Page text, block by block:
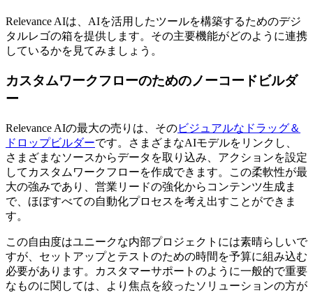
Relevance AIは、AIを活用したツールを構築するためのデジ
タルレゴの箱を提供します。その主要機能がどのように連携
しているかを見てみましょう。
カスタムワークフローのためのノーコードビルダ
ー
Relevance AIの最大の売りは、そのビジュアルなドラッグ＆
ドロップビルダーです。さまざまなAIモデルをリンクし、
さまざまなソースからデータを取り込み、アクションを設定
してカスタムワークフローを作成できます。この柔軟性が最
大の強みであり、営業リードの強化からコンテンツ生成ま
で、ほぼすべての自動化プロセスを考え出すことができま
す。
この自由度はユニークな内部プロジェクトには素晴らしいで
すが、セットアップとテストのための時間を予算に組み込む
必要があります。カスタマーサポートのように一般的で重要
なものに関しては、より焦点を絞ったソリューションの方が